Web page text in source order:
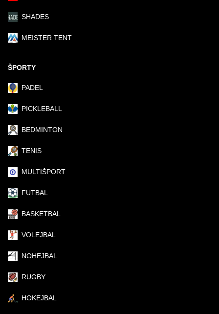
SHADES
MEISTER TENT
ŠPORTY
PADEL
PICKLEBALL
BEDMINTON
TENIS
MULTIŠPORT
FUTBAL
BASKETBAL
VOLEJBAL
NOHEJBAL
RUGBY
HOKEJBAL